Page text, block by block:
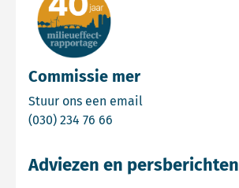
Commissie mer
Stuur ons een email
(030) 234 76 66
Adviezen en persberichten